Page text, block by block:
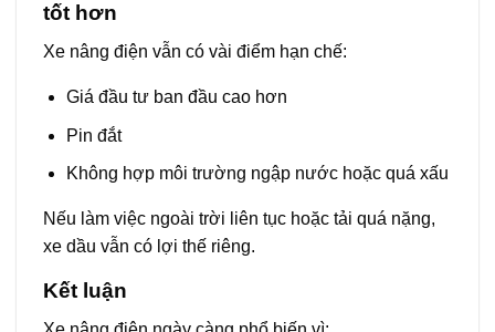
tốt hơn
Xe nâng điện vẫn có vài điểm hạn chế:
Giá đầu tư ban đầu cao hơn
Pin đắt
Không hợp môi trường ngập nước hoặc quá xấu
Nếu làm việc ngoài trời liên tục hoặc tải quá nặng,
xe dầu vẫn có lợi thế riêng.
Kết luận